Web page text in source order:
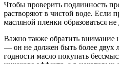
Чтобы проверить подлинность
растворяют в чистой воде. Если
масляной пленки образоваться
Важно также обратить внимание
— он не должен быть более двух
годности масло покупать